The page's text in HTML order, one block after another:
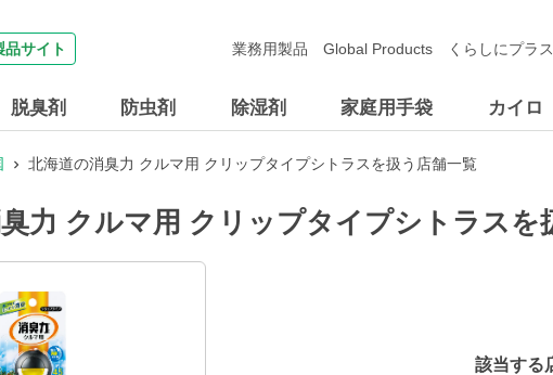
品サイト
脱臭剤 防虫剤 除湿剤 家庭用手袋 カイロ
業務用製品 Global Products くらしにプラス
北海道の消臭力 クルマ用 クリップタイプシトラスを扱う店舗一覧
力 クルマ用 クリップタイプシトラスを
該当する